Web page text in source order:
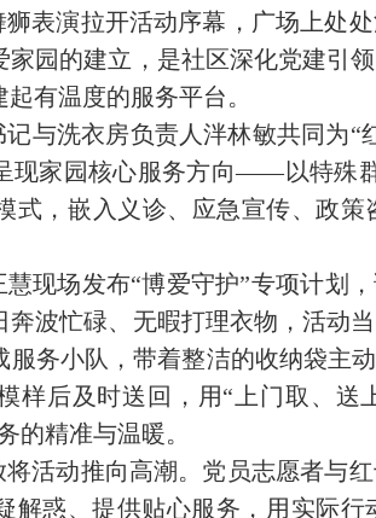
表演拉开活动序幕，广场上处
园的建立，是社区深化党建引
有温度的服务平台。
与洗衣房负责人泮林敏共同为
现家园核心服务方向——以特殊
式，嵌入义诊、应急宣传、政
现场发布“博爱守护”专项计划
波忙碌、无暇打理衣物，活动
务小队，带着整洁的收纳袋主
样后及时送回，用“上门取、送
的精准与温暖。
活动推向高潮。党员志愿者与
解惑、提供贴心服务，用实际